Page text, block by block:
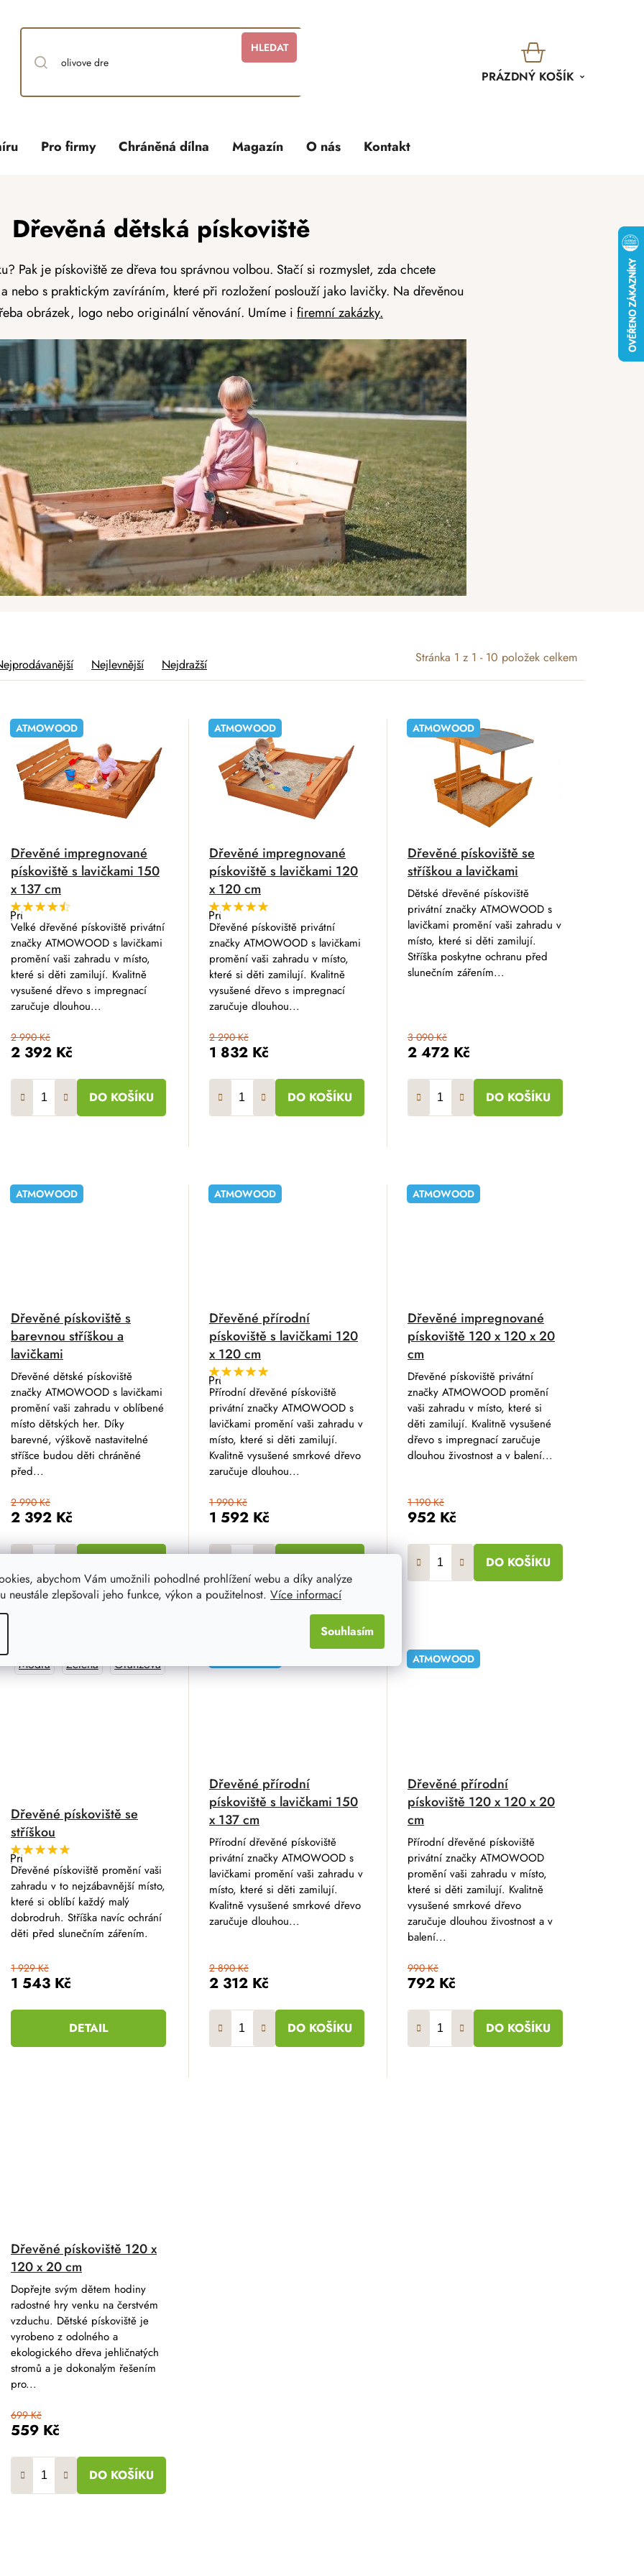
abychom Vám umožnili pohodlné prohlížení webu a díky analýze
neustále zlepšovali jeho funkce, výkon a použitelnost. Více informací
Souhlasím
HLEDAT
KOŠÍK
PRÁZDNÝ KOŠÍK
Pro firmy Chráněná dílna Magazín O nás Kontakt
Dřevěná dětská pískoviště
Pak je pískoviště ze dřeva tou správnou volbou. Stačí si rozmyslet, zda chcete
nebo s praktickým zavíráním, které při rozložení poslouží jako lavičky. Na dřevěnou
obrázek, logo nebo originální věnování. Umíme i firemní zakázky.
Stránka 1 z 1 - 10 položek celkem
Nejlevnější Nejdražší
ATMOWOOD
Dřevěné impregnované
pískoviště s lavičkami 150
x 137 cm
Průměrné
hodnocení
produktu
je
4,5
z
5
hvězdiček.
2 392 Kč
2 990 Kč
DO KOŠÍKU
Velké dřevěné pískoviště privátní
značky ATMOWOOD s lavičkami
promění vaši zahradu v místo,
které si děti zamilují. Kvalitně
vysušené dřevo s impregnací
zaručuje dlouhou...
ATMOWOOD
Dřevěné impregnované
pískoviště s lavičkami 120
x 120 cm
Průměrné
hodnocení
produktu
je
5,0
z
5
hvězdiček.
1 832 Kč
2 290 Kč
DO KOŠÍKU
Dřevěné pískoviště privátní
značky ATMOWOOD s lavičkami
promění vaši zahradu v místo,
které si děti zamilují. Kvalitně
vysušené dřevo s impregnací
zaručuje dlouhou...
ATMOWOOD
Dřevěné pískoviště se
stříškou a lavičkami
2 472 Kč
3 090 Kč
DO KOŠÍKU
Dětské dřevěné pískoviště
privátní značky ATMOWOOD s
lavičkami promění vaši zahradu v
místo, které si děti zamilují.
Stříška poskytne ochranu před
slunečním zářením...
ATMOWOOD
Dřevěné pískoviště s
barevnou stříškou a
lavičkami
2 392 Kč
2 990 Kč
Dřevěné dětské pískoviště
značky ATMOWOOD s lavičkami
promění vaši zahradu v oblíbené
místo dětských her. Díky
barevné, výškově nastavitelné
stříšce budou děti chráněné
před...
ATMOWOOD
Dřevěné přírodní
pískoviště s lavičkami 120
x 120 cm
Průměrné
hodnocení
produktu
je
5,0
z
5
hvězdiček.
1 592 Kč
1 990 Kč
Přírodní dřevěné pískoviště
privátní značky ATMOWOOD s
lavičkami promění vaši zahradu v
místo, které si děti zamilují.
Kvalitně vysušené smrkové dřevo
zaručuje dlouhou...
ATMOWOOD
Dřevěné impregnované
pískoviště 120 x 120 x 20
cm
952 Kč
1 190 Kč
DO KOŠÍKU
Dřevěné pískoviště privátní
značky ATMOWOOD promění
vaši zahradu v místo, které si
děti zamilují. Kvalitně vysušené
dřevo s impregnací zaručuje
dlouhou živostnost a v balení...
Dřevěné pískoviště se
stříškou
Průměrné
hodnocení
produktu
je
5,0
z
5
hvězdiček.
1 543 Kč
1 929 Kč
DETAIL
Dřevěné pískoviště promění vaši
zahradu v to nejzábavnější místo,
které si oblíbí každý malý
dobrodruh. Stříška navíc ochrání
děti před slunečním zářením.
Modrá Zelená Oranžová
Dřevěné přírodní
pískoviště s lavičkami 150
x 137 cm
2 312 Kč
2 890 Kč
DO KOŠÍKU
Přírodní dřevěné pískoviště
privátní značky ATMOWOOD s
lavičkami promění vaši zahradu v
místo, které si děti zamilují.
Kvalitně vysušené smrkové dřevo
zaručuje dlouhou...
ATMOWOOD
Dřevěné přírodní
pískoviště 120 x 120 x 20
cm
792 Kč
990 Kč
DO KOŠÍKU
Přírodní dřevěné pískoviště
privátní značky ATMOWOOD
promění vaši zahradu v místo,
které si děti zamilují. Kvalitně
vysušené smrkové dřevo
zaručuje dlouhou živostnost a v
balení...
Dřevěné pískoviště 120 x
120 x 20 cm
559 Kč
699 Kč
DO KOŠÍKU
Dopřejte svým dětem hodiny
radostné hry venku na čerstvém
vzduchu. Dětské pískoviště je
vyrobeno z odolného a
ekologického dřeva jehličnatých
stromů a je dokonalým řešením
pro...